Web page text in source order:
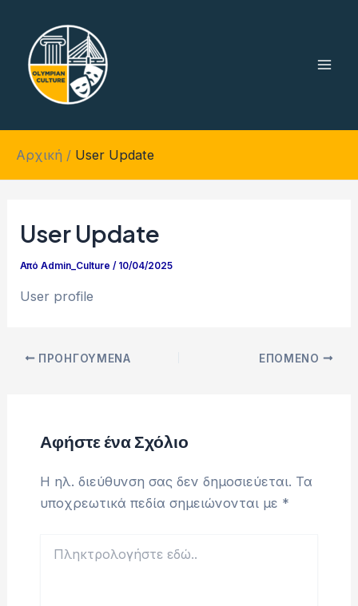
περιεχόμενο
Αρχική User Update
User Update
ΑπόAdmin_Culture/ 10/04/2025
User profile
ΠΡΟΗΓΟΎΜΕΝΑ ΕΠΌΜΕΝΟ
Αφήστε ένα Σχόλιο
Η ηλ. διεύθυνση σας δεν δημοσιεύεται. Τα
υποχρεωτικά πεδία σημειώνονται με *
εδώ..